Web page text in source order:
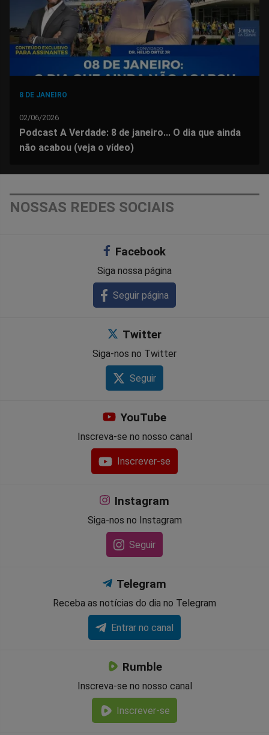
8 DE JANEIRO
02/06/2026
Podcast A Verdade: 8 de janeiro... O dia que ainda
não acabou (veja o vídeo)
NOSSAS REDES SOCIAIS
Facebook
Siga nossa página
Seguir página
Twitter
Siga-nos no Twitter
Seguir
YouTube
Inscreva-se no nosso canal
Inscrever-se
Instagram
Siga-nos no Instagram
Seguir
Telegram
Receba as notícias do dia no Telegram
Entrar no canal
Rumble
Inscreva-se no nosso canal
Inscrever-se